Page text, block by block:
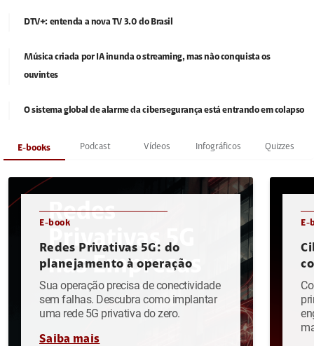
DTV+: entenda a nova TV 3.0 do Brasil
Música criada por IA inunda o streaming, mas não conquista os
ouvintes
O sistema global de alarme da cibersegurança está entrando em colapso
E-books Podcast Vídeos Infográficos Quizzes
E-book
Redes Privativas 5G: do
planejamento à operação
Sua operação precisa de conectividade
sem falhas. Descubra como implantar
uma rede 5G privativa do zero.
Saiba mais
E-